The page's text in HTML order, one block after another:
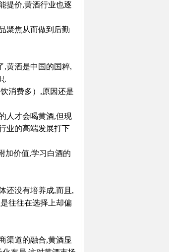
提价,黄酒行业也逐
聚焦从而做到后勤
黄酒是中国的国粹,
.
消费多）,原因还是
人才会喝黄酒,但现
业的高端发展打下
加价值,学习白酒的
还没有培养成,而且,
往往在选择上却偏
渠道的融合,黄酒显